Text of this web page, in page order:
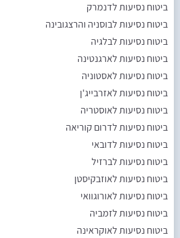
ביטוח נסיעות לדנמרק
ביטוח נסיעות לבוסניה והרצגובינה
ביטוח נסיעות לבלגיה
ביטוח נסיעות לארגנטינה
ביטוח נסיעות לאסטוניה
ביטוח נסיעות לאזרבייג'ן
ביטוח נסיעות לאוסטריה
ביטוח נסיעות לדרום קוריאה
ביטוח נסיעות לדובאי
ביטוח נסיעות לברזיל
ביטוח נסיעות לאוזבקיסטן
ביטוח נסיעות לאורוגוואי
ביטוח נסיעות לזמביה
ביטוח נסיעות לאוקראינה